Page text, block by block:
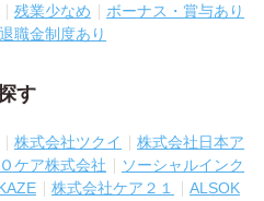
残業少なめ
ボーナス・賞与あり
退職金制度あり
す
株式会社ツクイ
株式会社日本ア
ケア株式会社
ソーシャルインク
株式会社ケア２１
ALSOK